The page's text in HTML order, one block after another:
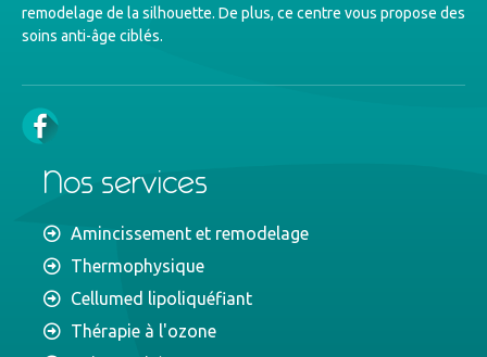
remodelage de la silhouette. De plus, ce centre vous propose des
soins anti-âge ciblés.
Nos services
Amincissement et remodelage
Thermophysique
Cellumed lipoliquéfiant
Thérapie à l'ozone